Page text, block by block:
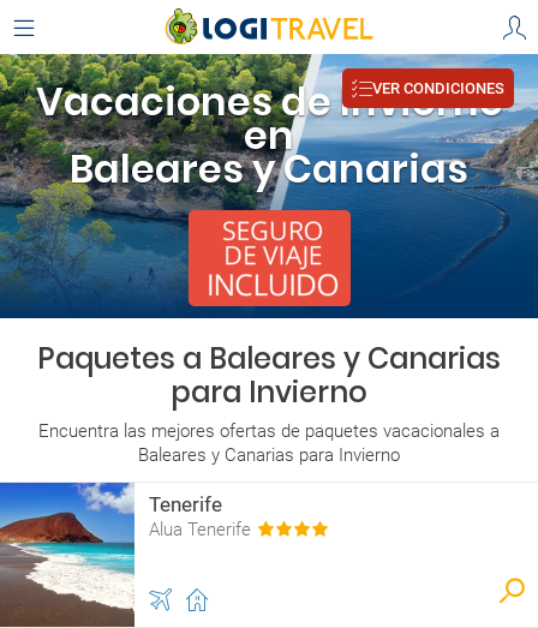
Vacaciones de Invierno
en
Baleares y Canarias
VER CONDICIONES
Paquetes a Baleares y Canarias
para Invierno
Encuentra las mejores ofertas de paquetes vacacionales a
Baleares y Canarias para Invierno
Tenerife
Alua Tenerife